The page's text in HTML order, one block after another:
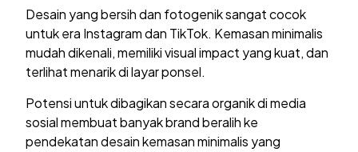
Desain yang bersih dan fotogenik sangat cocok
untuk era Instagram dan TikTok. Kemasan minimalis
mudah dikenali, memiliki visual impact yang kuat, dan
terlihat menarik di layar ponsel.
Potensi untuk dibagikan secara organik di media
sosial membuat banyak brand beralih ke
pendekatan desain kemasan minimalis yang